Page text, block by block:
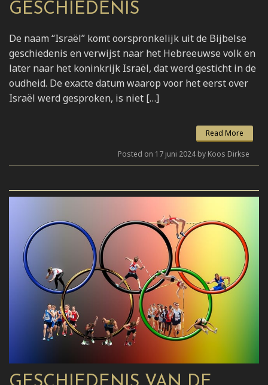
GESCHIEDENIS
De naam “Israël” komt oorspronkelijk uit de Bijbelse
geschiedenis en verwijst naar het Hebreeuwse volk en
later naar het koninkrijk Israël, dat werd gesticht in de
oudheid. De exacte datum waarop voor het eerst over
Israël werd gesproken, is niet […]
Read More
Posted on 17 juni 2024 by Koos Dirkse